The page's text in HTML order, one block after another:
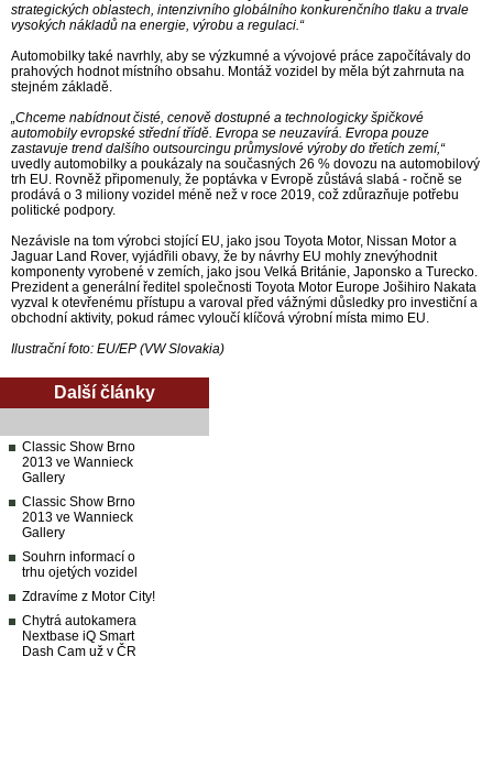
strategických oblastech, intenzivního globálního konkurenčního tlaku a trvale
vysokých nákladů na energie, výrobu a regulaci.“
Automobilky také navrhly, aby se výzkumné a vývojové práce započítávaly do
prahových hodnot místního obsahu. Montáž vozidel by měla být zahrnuta na
stejném základě.
„Chceme nabídnout čisté, cenově dostupné a technologicky špičkové
automobily evropské střední třídě. Evropa se neuzavírá. Evropa pouze
zastavuje trend dalšího outsourcingu průmyslové výroby do třetích zemí,“
uvedly automobilky a poukázaly na současných 26 % dovozu na automobilový
trh EU. Rovněž připomenuly, že poptávka v Evropě zůstává slabá - ročně se
prodává o 3 miliony vozidel méně než v roce 2019, což zdůrazňuje potřebu
politické podpory.
Nezávisle na tom výrobci stojící EU, jako jsou Toyota Motor, Nissan Motor a
Jaguar Land Rover, vyjádřili obavy, že by návrhy EU mohly znevýhodnit
komponenty vyrobené v zemích, jako jsou Velká Británie, Japonsko a Turecko.
Prezident a generální ředitel společnosti Toyota Motor Europe Jošihiro Nakata
vyzval k otevřenému přístupu a varoval před vážnými důsledky pro investiční a
obchodní aktivity, pokud rámec vyloučí klíčová výrobní místa mimo EU.
Ilustrační foto: EU/EP (VW Slovakia)
Další články
Classic Show Brno
2013 ve Wannieck
Gallery
Classic Show Brno
2013 ve Wannieck
Gallery
Souhrn informací o
trhu ojetých vozidel
Zdravíme z Motor City!
Chytrá autokamera
Nextbase iQ Smart
Dash Cam už v ČR